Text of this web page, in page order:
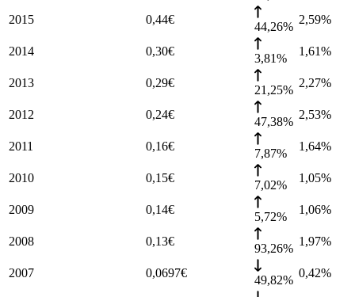
2015 0,44€
44,26%
2,59%
2014 0,30€
3,81%
1,61%
2013 0,29€
21,25%
2,27%
2012 0,24€
47,38%
2,53%
2011 0,16€
7,87%
1,64%
2010 0,15€
7,02%
1,05%
2009 0,14€
5,72%
1,06%
2008 0,13€
93,26%
1,97%
2007 0,0697€
49,82%
0,42%